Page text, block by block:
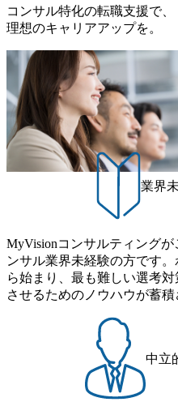
広いプロジェクトに従事 - 鈴
トに入社し最年少ディレク
威人氏：BCG出身。金融業
案、人事組織テーマに強み
界においてはDX戦略立案、
する。 - 藏満 一馬氏：アク
心に、DX戦略策定、新規事
の幅広いプロジェクトを主導
C出身。Xspear最年少シニア
ページ (https://
コンサルは終わり──コンサ
から”のコンサルの在り方
e/20250205-simplex-xspear/)
を取得 (https://
Xspear Consultingが、東京都
化を支援 (https://
者】 ・年収UPでのオファー
流工程、先端技術を学べる
者】 ・専門領域に軸足を置
ジできる環境 ・タイトルア
ムより高いオファー年収 ・
る（ダブルスキップもあり
スタイム制度を実施してお
間の範囲内で、出社・退社の
ね、ワークライフバランス
ができる 【休日】 土日祝休
年間休日は125日（GW8日
休暇は年間24日（4月1日入
れます。 年次有給休暇の残
ができます。 慶弔休暇は、
りますが、3～7日の連続休
ュ休暇は、規程で定める勤
ッシュ休暇を取得できます
の制度】 育児休暇： 対象：
の子を育てるすべての従業
日2時間15分まで、始業・終
可能 子の看護休暇： 子1人
単位で取得することも可能 家族看護
き、1時間単位で取得するこ
度など】 独身寮：富山事業
つの寮があり、以下の入居
す。 ＜入居基準＞ ・満33歳
までの通勤総時間が2時間を
近くには独身寮や社宅等が
コンサル特化の転職支援で、
理想のキャリアアップを。
業界
MyVisionコンサルティング
ンサル業界未経験の方です
ら始まり、最も難しい選考
させるためのノウハウが蓄積
中立